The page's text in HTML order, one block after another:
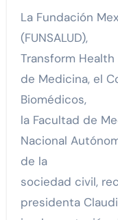
La Fundación Mexicana para la Salud
(FUNSALUD),
Transform
de Medicina, el
Biomédicos,
la Facultad de
Nacional
de la
sociedad civil,
presidenta